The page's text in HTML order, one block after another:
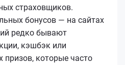
страховщиков.
бонусов — на сайтах
редко бывают
кэшбэк или
которые часто